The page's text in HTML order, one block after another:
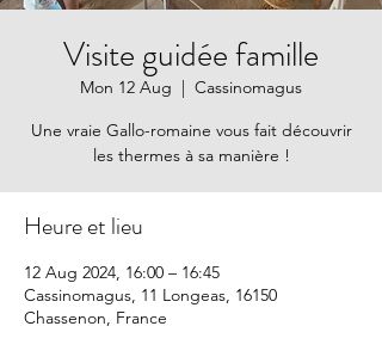
Visite guidée famille
Mon 12 Aug
  |
Cassinomagus
Une vraie Gallo-romaine vous fait découvrir
les thermes à sa manière !
Heure et lieu
12 Aug 2024, 16:00 – 16:45
Cassinomagus, 11 Longeas, 16150
Chassenon, France